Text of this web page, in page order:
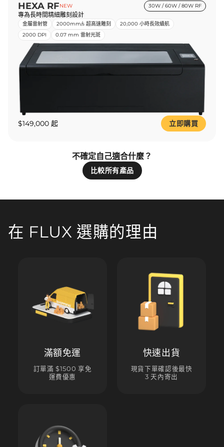
HEXA RFNEW 30W / 60W / 80W RF
專為長時間精細雕刻設計
金屬雷射管 2000mm/s 超高速雕刻
20,000 小時長效續航
2000 DPI
0.07 mm 雷射光斑
$149,000 起 立即購買
不確定自己適合什麼？
比較所有產品
在 FLUX 選購的理由
滿額免運
訂單滿 $1500 享免
運費優惠
快速出貨
現貨下單確認後最快
3 天內寄出